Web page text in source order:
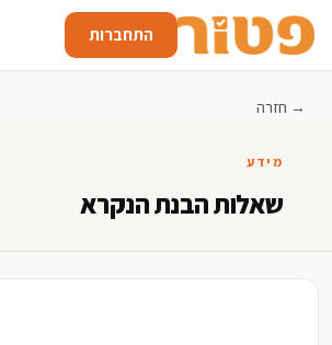
התחברות
→ חזרה
מידע
שאלות הבנת הנקרא